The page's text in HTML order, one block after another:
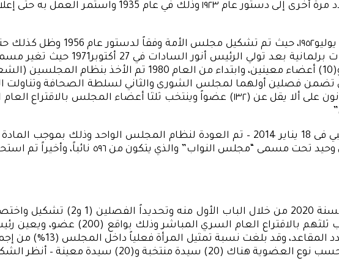
والذي استمر حتى 14 مايو 1971، وقد تم
إجمالي (360) عضواً منقسمين إلى (350) عضواً منتخبا و(10) أعضاء
يُشكل مجلس الشورى من عدد من الأعضاء يحدده القانون على ألا يقل عن (١٣٢) عضواً
لتصبح السلطة التشريعية فى مصر تقتصر على
حدد قانون مجلس الشيوخ الصادر